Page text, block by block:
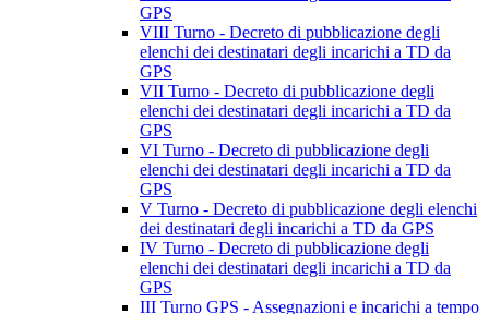
GPS
VIII Turno - Decreto di pubblicazione degli
elenchi dei destinatari degli incarichi a TD da
GPS
VII Turno - Decreto di pubblicazione degli
elenchi dei destinatari degli incarichi a TD da
GPS
VI Turno - Decreto di pubblicazione degli
elenchi dei destinatari degli incarichi a TD da
GPS
V Turno - Decreto di pubblicazione degli elenchi
dei destinatari degli incarichi a TD da GPS
IV Turno - Decreto di pubblicazione degli
elenchi dei destinatari degli incarichi a TD da
GPS
III Turno GPS - Assegnazioni e incarichi a tempo